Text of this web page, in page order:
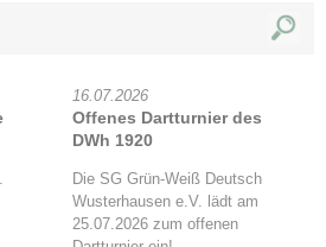
16.07.2026
Offenes Dartturnier des
DWh 1920
Die SG Grün-Weiß Deutsch
Wusterhausen e.V. lädt am
25.07.2026 zum offenen